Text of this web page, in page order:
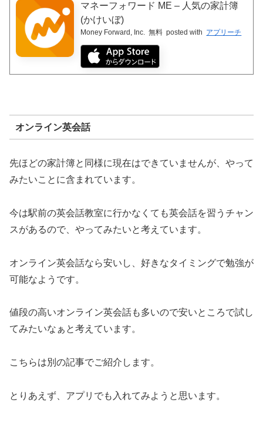
マネーフォワード ME – 人気の家計簿
(かけいぼ)
Money Forward, Inc. 無料 posted with アプリーチ
オンライン英会話
先ほどの家計簿と同様に現在はできていませんが、やって
みたいことに含まれています。
今は駅前の英会話教室に行かなくても英会話を習うチャン
スがあるので、やってみたいと考えています。
オンライン英会話なら安いし、好きなタイミングで勉強が
可能なようです。
値段の高いオンライン英会話も多いので安いところで試し
てみたいなぁと考えています。
こちらは別の記事でご紹介します。
とりあえず、アプリでも入れてみようと思います。